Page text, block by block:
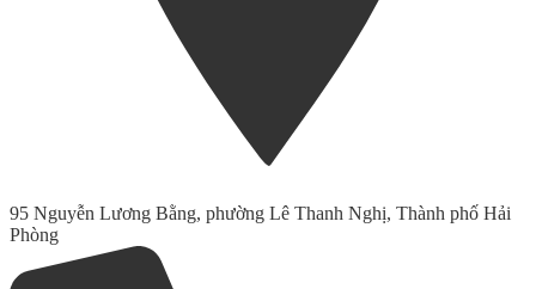
95 Nguyễn Lương Bằng, phường Lê Thanh Nghị, Thành phố Hải
Phòng